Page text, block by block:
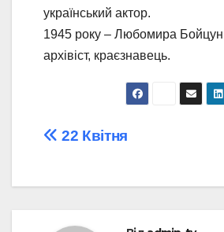
український актор.
1945 року – Любомира Бойцун,
архівіст, краєзнавець.
Навігація
22 Квітня